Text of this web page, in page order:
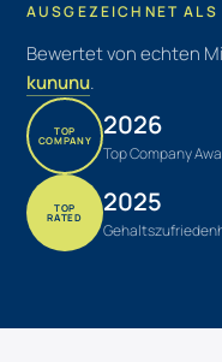
AUSGEZEICHNET ALS
Bewertet von echten
kununu.
TOP
COMPANY 2026
Top Company
TOP
RATED 2025